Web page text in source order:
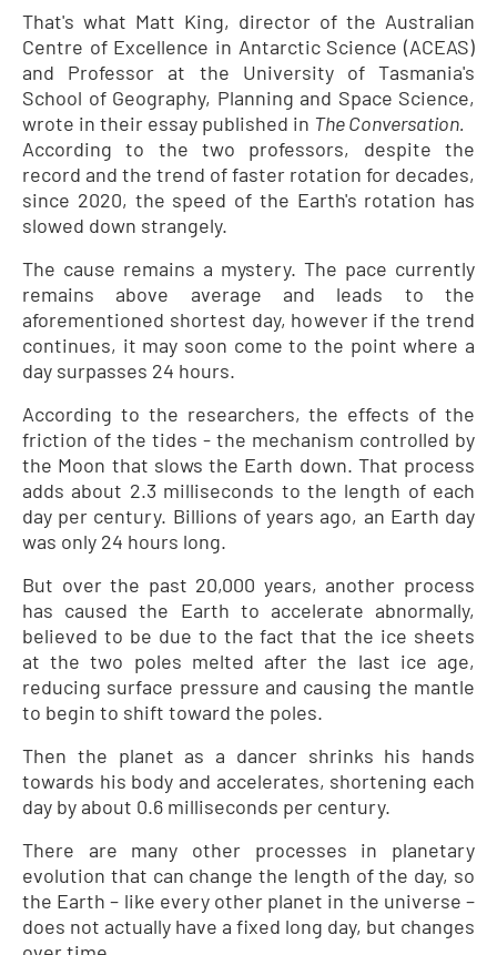
That's what Matt King, director of the Australian
Centre of Excellence in Antarctic Science (ACEAS)
and Professor at the University of Tasmania's
School of Geography, Planning and Space Science,
wrote in their essay published in The Conversation.
According to the two professors, despite the
record and the trend of faster rotation for decades,
since 2020, the speed of the Earth's rotation has
slowed down strangely.
The cause remains a mystery. The pace currently
remains above average and leads to the
aforementioned shortest day, however if the trend
continues, it may soon come to the point where a
day surpasses 24 hours.
According to the researchers, the effects of the
friction of the tides - the mechanism controlled by
the Moon that slows the Earth down. That process
adds about 2.3 milliseconds to the length of each
day per century. Billions of years ago, an Earth day
was only 24 hours long.
But over the past 20,000 years, another process
has caused the Earth to accelerate abnormally,
believed to be due to the fact that the ice sheets
at the two poles melted after the last ice age,
reducing surface pressure and causing the mantle
to begin to shift toward the poles.
Then the planet as a dancer shrinks his hands
towards his body and accelerates, shortening each
day by about 0.6 milliseconds per century.
There are many other processes in planetary
evolution that can change the length of the day, so
the Earth – like every other planet in the universe –
does not actually have a fixed long day, but changes